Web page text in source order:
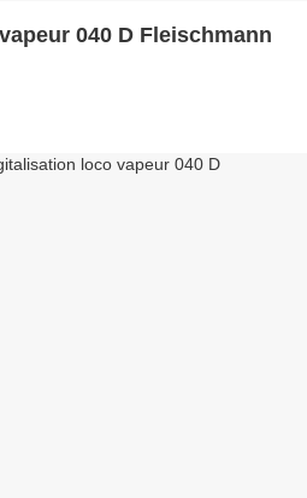
040 D Fleischmann